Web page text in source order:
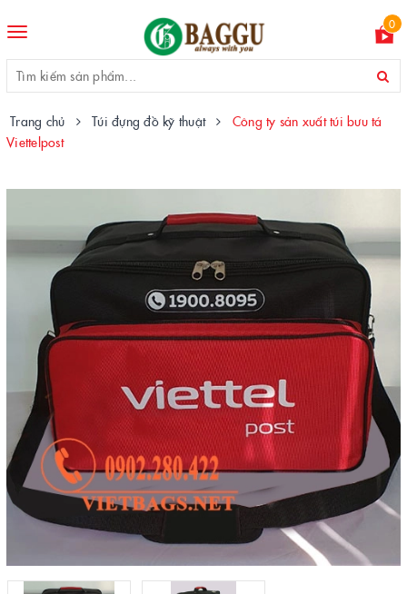
Toggle
0
Trang chủ Túi đựng đồ kỹ thuật
Công ty sản xuất túi bưu tá
Viettelpost